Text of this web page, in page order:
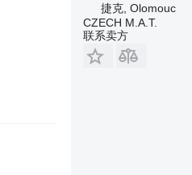
捷克, Olomouc
CZECH M.A.T.
联系卖方